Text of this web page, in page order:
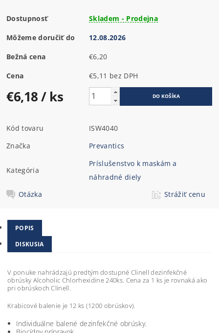
Dostupnosť Skladem - Prodejna
Môžeme doručiť do 12.08.2026
Bežná cena €6,20
Cena €5,11 bez DPH
€6,18/ ks
Kód tovaru
ISW4040
Značka
Prevantics
Kategória
Príslušenstvo k maskám a
náhradné diely
Otázka
Strážiť cenu
POPIS
DISKUSIA
V ponuke nahrádzajú predtým dostupné Clinell dezinfekčné
obrúsky Alcoholic Chlorhexidine 240ks. Cena za 1 ks je rovnaká ako
pri obrúskoch Clinell.
Krabicové balenie je 12 ks (1200 obrúskov).
Individuálne balené dezinfekčné obrúsky.